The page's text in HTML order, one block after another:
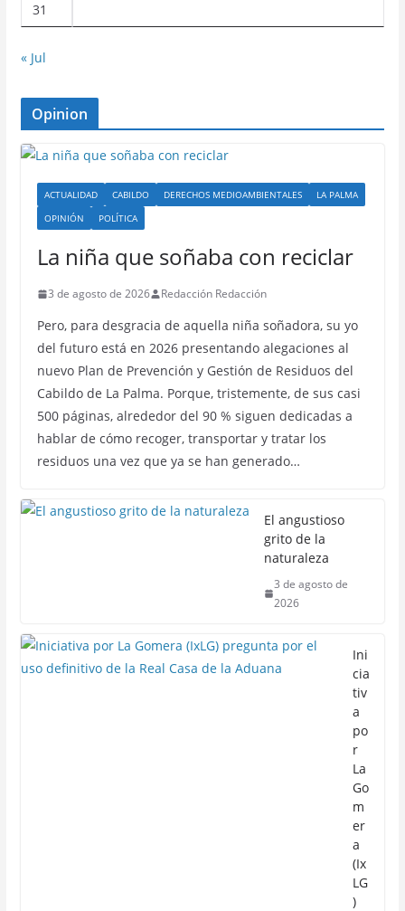
31
« Jul
Opinion
ACTUALIDAD CABILDO DERECHOS MEDIOAMBIENTALES
LA PALMA
OPINIÓN
POLÍTICA
La niña que soñaba con reciclar
3 de agosto de 2026 Redacción Redacción
Pero, para desgracia de aquella niña soñadora, su yo
del futuro está en 2026 presentando alegaciones al
nuevo Plan de Prevención y Gestión de Residuos del
Cabildo de La Palma. Porque, tristemente, de sus casi
500 páginas, alrededor del 90 % siguen dedicadas a
hablar de cómo recoger, transportar y tratar los
residuos una vez que ya se han generado…
El angustioso
grito de la
naturaleza
3 de agosto de
2026
Ini
cia
tiv
a
po
r
La
Go
m
er
a
(Ix
LG
)